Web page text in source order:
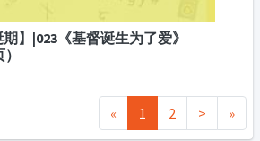
】|023《基督诞生为了爱》
« 1 2 > »